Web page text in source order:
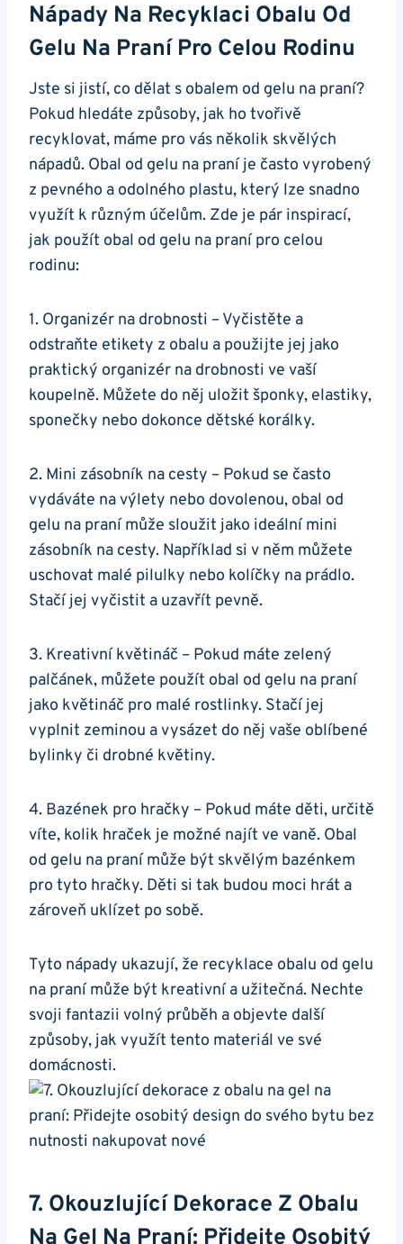
‌Nápady Na Recyklaci Obalu Od
Gelu Na Praní Pro Celou Rodinu
Jste si jistí,⁤ co dělat s obalem od gelu na praní?
Pokud hledáte způsoby, jak ho tvořivě
recyklovat, máme pro vás‌ několik skvělých
nápadů. Obal od gelu​ na praní je často vyrobený
z pevného a​ odolného plastu, který lze snadno
využít k různým ⁤účelům. Zde ‍je pár inspirací,
jak použít obal od gelu na praní pro celou
rodinu:
1. Organizér na drobnosti – Vyčistěte a
odstraňte etikety z ⁢obalu a použijte jej jako
praktický organizér na drobnosti ve vaší
koupelně. Můžete do něj uložit šponky, elastiky,
sponečky nebo dokonce dětské korálky.
2. Mini zásobník na cesty – Pokud se často
vydáváte na‌ výlety nebo dovolenou, obal od
gelu na praní může sloužit jako ideální mini
zásobník na cesty. Například si v⁢ něm můžete
uschovat malé pilulky nebo kolíčky na prádlo.
Stačí jej vyčistit a uzavřít pevně.
3. Kreativní květináč – Pokud máte zelený
palčánek,⁢ můžete použít obal od gelu na praní
jako květináč pro malé ​rostlinky. Stačí‍ jej
vyplnit ​zeminou a vysázet do něj vaše oblíbené
⁤bylinky či drobné květiny.
4. Bazének pro hračky – Pokud máte děti, ⁢určitě
víte, kolik hraček je možné najít ve vaně. Obal
od gelu na​ praní může být skvělým bazénkem
pro ⁤tyto hračky. Děti si tak budou moci hrát a
zároveň uklízet po sobě.
Tyto nápady ukazují, že recyklace obalu od gelu
na praní může být kreativní a užitečná. Nechte
svoji fantazii volný průběh a objevte další
způsoby, jak využít tento materiál ve své
domácnosti.
7. Okouzlující Dekorace Z Obalu